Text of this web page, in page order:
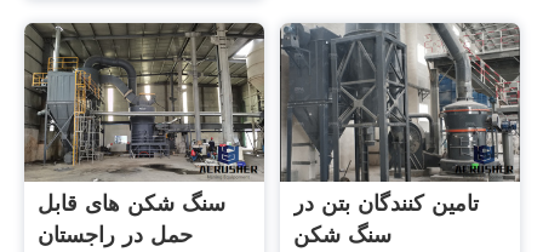
سنگ شکن های قابل
حمل در راجستان
تامین کنندگان بتن در
سنگ شکن